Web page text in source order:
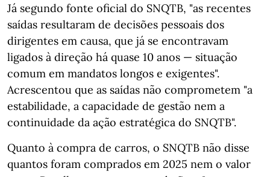
Já segundo fonte oficial do SNQTB, "as recentes
saídas resultaram de decisões pessoais dos
dirigentes em causa, que já se encontravam
ligados à direção há quase 10 anos — situação
comum em mandatos longos e exigentes".
Acrescentou que as saídas não comprometem "a
estabilidade, a capacidade de gestão nem a
continuidade da ação estratégica do SNQTB".
Quanto à compra de carros, o SNQTB não disse
quantos foram comprados em 2025 nem o valor